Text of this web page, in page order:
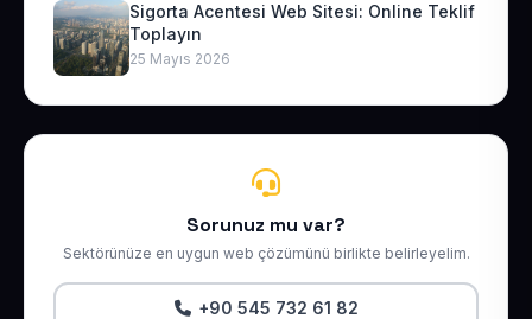
Sigorta Acentesi Web Sitesi: Online Teklif
Toplayın
25 Mayıs 2026
Sorunuz mu var?
Sektörünüze en uygun web çözümünü birlikte belirleyelim.
+90 545 732 61 82